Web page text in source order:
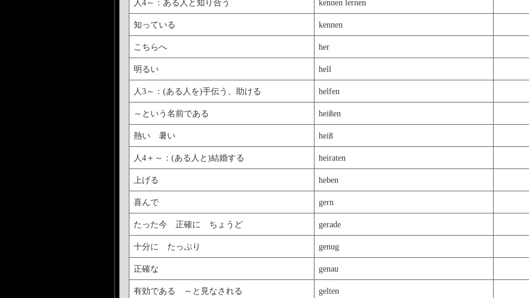
人4～：ある人と知り合う kennen lernen
知っている kennen
こちらへ her
明るい hell
人3～：(ある人を)手伝う、助ける helfen
～という名前である heißen
熱い 暑い heiß
人4＋～：(ある人と)結婚する heiraten
上げる heben
喜んで gern
たった今 正確に ちょうど gerade
十分に たっぷり genug
正確な genau
有効である ～と見なされる gelten